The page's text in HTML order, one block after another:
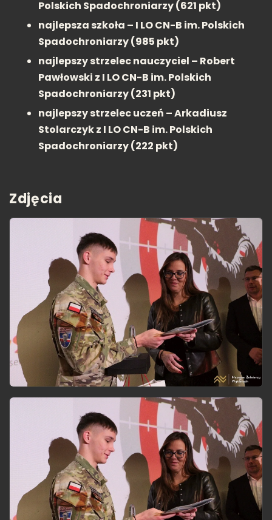
Polskich Spadochroniarzy (621 pkt)
najlepsza szkoła – I LO CN-B im. Polskich
Spadochroniarzy (985 pkt)
najlepszy strzelec nauczyciel – Robert
Pawłowski z I LO CN-B im. Polskich
Spadochroniarzy (231 pkt)
najlepszy strzelec uczeń – Arkadiusz
Stolarczyk z I LO CN-B im. Polskich
Spadochroniarzy (222 pkt)
Zdjęcia